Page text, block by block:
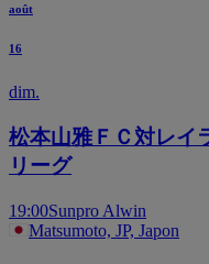
août
16
dim.
松本山雅ＦＣ対レイ
リーグ
19:00Sunpro Alwin
Matsumoto, JP, Japon